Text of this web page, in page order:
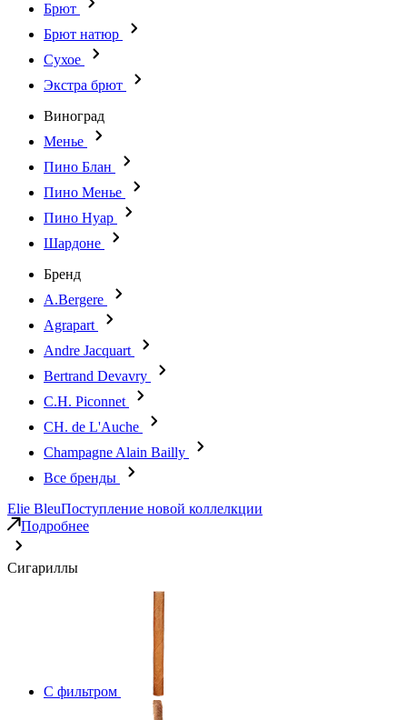
Брют
Брют натюр
Сухое
Экстра брют
Виноград
Менье
Пино Блан
Пино Менье
Пино Нуар
Шардоне
Бренд
A.Bergere
Agrapart
Andre Jacquart
Bertrand Devavry
C.H. Piconnet
CH. de L'Auche
Champagne Alain Bailly
Все бренды
Elie BleuПоступление новой коллелкции
Подробнее
Сигариллы
С фильтром